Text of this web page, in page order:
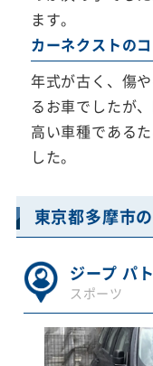
ます。
カーネクストの
年式が古く、傷
るお車でしたが
高い車種である
した。
東京都多摩市
ジープ パ
スポーツ